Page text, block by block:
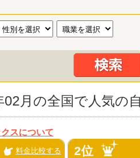
02月の全国で人気の
スについて
料金比較する 2位